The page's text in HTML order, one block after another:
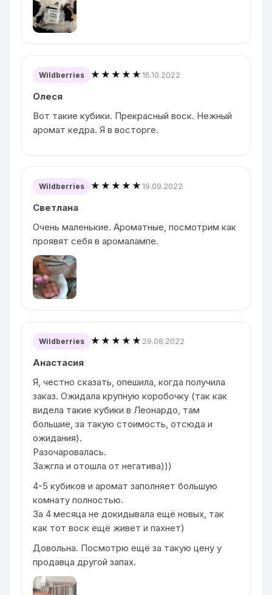
Wildberries ★★★★★16.10.2022
Олеся
Вот такие кубики. Прекрасный воск. Нежный
аромат кедра. Я в восторге.
Wildberries ★★★★★19.09.2022
Светлана
Очень маленькие. Ароматные, посмотрим как
проявят себя в аромалампе.
Wildberries ★★★★★ 29.08.2022
Анастасия
Я, честно сказать, опешила, когда получила
заказ. Ожидала крупную коробочку (так как
видела такие кубики в Леонардо, там
большие, за такую стоимость, отсюда и
ожидания).
Разочаровалась.
Зажгла и отошла от негатива)))
4-5 кубиков и аромат заполняет большую
комнату полностью.
За 4 месяца не докидывала ещё новых, так
как тот воск ещё живет и пахнет)
Довольна. Посмотрю ещё за такую цену у
продавца другой запах.